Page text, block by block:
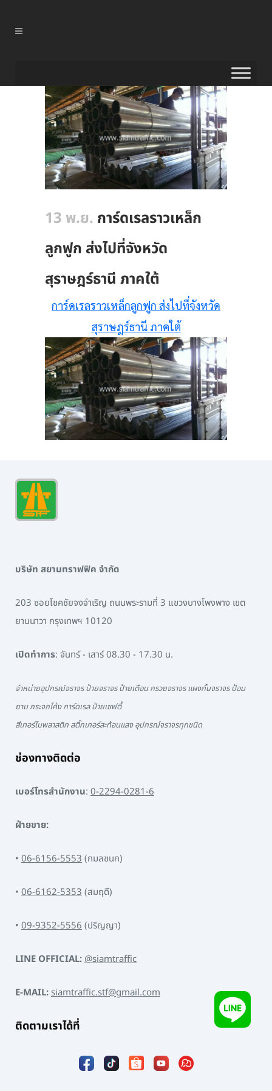
13 พ.ย. การ์ดเรลราวเหล็ก
ลูกฟูก ส่งไปที่จังหวัด
สุราษฎร์ธานี ภาคใต้
การ์ดเรลราวเหล็กลูกฟูก ส่งไปที่จังหวัด
สุราษฎร์ธานี ภาคใต้
บริษัท สยามทราฟฟิค จำกัด
203 ซอยโชคชัยจงจำเริญ ถนนพระรามที่ 3 แขวงบางโพงพาง เขต
ยานนาวา กรุงเทพฯ 10120
เปิดทำการ: จันทร์ - เสาร์ 08.30 - 17.30 น.
จำหน่ายอุปกรณ์จราจร ป้ายจราจร ป้ายเตือน กรวยจราจร แผงกั้นจราจร ป้อม
ยาม กระจกโค้ง การ์ดเรล ป้ายเซฟตี้
สีเทอร์โมพลาสติก สติ๊กเกอร์สะท้อนแสง อุปกรณ์จราจรทุกชนิด
ช่องทางติดต่อ
เบอร์โทรสำนักงาน: 0-2294-0281-6
ฝ่ายขาย:
• 06-6156-5553 (กมลชนก)
• 06-6162-5353 (สมฤดี)
• 09-9352-5556 (ปริญญา)
LINE OFFICIAL: @siamtraffic
E-MAIL: siamtraffic.stf@gmail.com
ติดตามเราได้ที่